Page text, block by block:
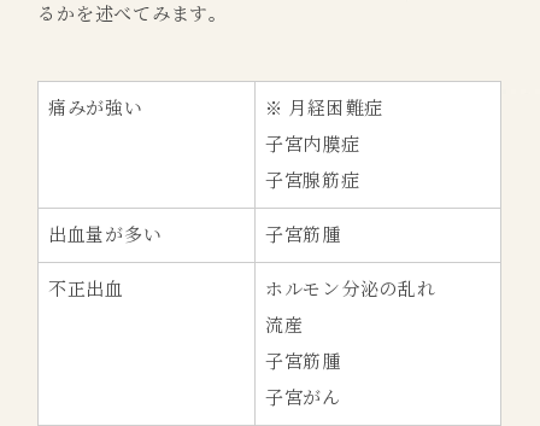
るかを述べてみます。
痛みが強い
※ 月経困難症
子宮内膜症
子宮腺筋症
出血量が多い 子宮筋腫
不正出血
ホルモン分泌の乱れ
流産
子宮筋腫
子宮がん